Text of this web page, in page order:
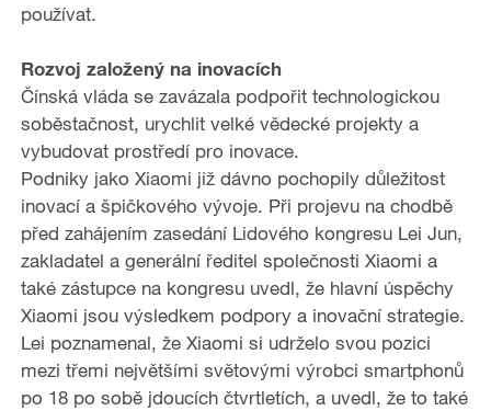
používat.
Rozvoj založený na inovacích
Čínská vláda se zavázala podpořit technologickou
soběstačnost, urychlit velké vědecké projekty a
vybudovat prostředí pro inovace.
Podniky jako Xiaomi již dávno pochopily důležitost
inovací a špičkového vývoje. Při projevu na chodbě
před zahájením zasedání Lidového kongresu Lei Jun,
zakladatel a generální ředitel společnosti Xiaomi a
také zástupce na kongresu uvedl, že hlavní úspěchy
Xiaomi jsou výsledkem podpory a inovační strategie.
Lei poznamenal, že Xiaomi si udrželo svou pozici
mezi třemi největšími světovými výrobci smartphonů
po 18 po sobě jdoucích čtvrtletích, a uvedl, že to také